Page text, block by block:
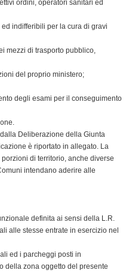
ordini, operatori sanitari ed
indifferibili per la cura di gravi
mezzi di trasporto pubblico,
del proprio ministero;
degli esami per il conseguimento
Deliberazione della Giunta
è riportato in allegato. La
di territorio, anche diverse
intendano aderire alle
definita ai sensi della L.R.
alle stesse entrate in esercizio nel
ed i parcheggi posti in
della zona oggetto del presente